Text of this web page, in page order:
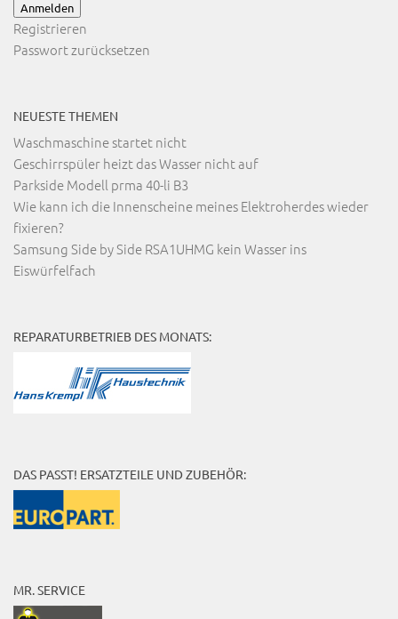
Anmelden
Registrieren
Passwort zurücksetzen
NEUESTE THEMEN
Waschmaschine startet nicht
Geschirrspüler heizt das Wasser nicht auf
Parkside Modell prma 40-li B3
Wie kann ich die Innenscheine meines Elektroherdes wieder
fixieren?
Samsung Side by Side RSA1UHMG kein Wasser ins
Eiswürfelfach
REPARATURBETRIEB DES MONATS:
DAS PASST! ERSATZTEILE UND ZUBEHÖR:
MR. SERVICE